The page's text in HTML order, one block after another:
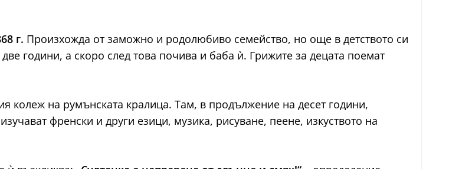
г. Произхожда от заможно и родолюбиво семейство, но още в детството си
години, а скоро след това почива и баба ѝ. Грижите за децата поемат
колеж на румънската кралица. Там, в продължение на десет години,
френски и други езици, музика, рисуване, пеене, изкуството на